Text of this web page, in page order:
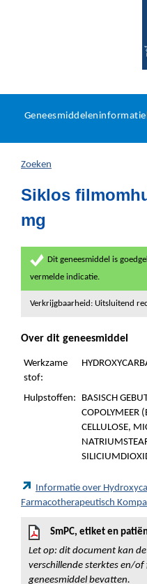
U
hier:
Zoeken
Siklos
mg
Dit geneesmiddel is
vermelde indicatie.
Verkrijgbaarheid: Uitsluitend
Over dit geneesmiddel
Werkzame
stof:
Hulpstoffen:
BASISCH
COPOLYMEER
CELLULOSE,
Informatie over
Farmacotherapeutisch
SmPC, etiket en
Let op: dit document kan
verschillende sterktes en/
geneesmiddel bevatten.